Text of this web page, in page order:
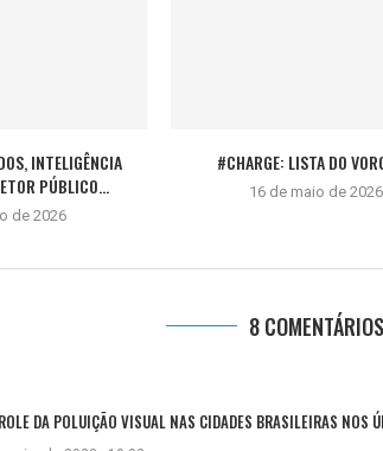
INTELIGÊNCIA
PÚBLICO...
de 2026
#CHARGE: LISTA DO
16 de maio de 2026
8 COMENTÁRIOS
DA POLUIÇÃO VISUAL NAS CIDADES BRASILEIRAS NOS